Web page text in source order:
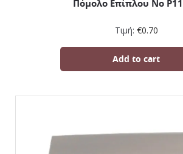
Πόμολο Επίπλου No
Τιμή: €0.70
Add to cart